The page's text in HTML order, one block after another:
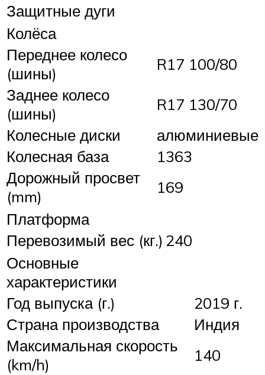
Защитные дуги
Колёса
Переднее колесо
(шины)
R17 100/80
Заднее колесо
(шины)
R17 130/70
Колесные диски
алюминиевые
Колесная база
1363
Дорожный просвет
(mm)
169
Платформа
Перевозимый вес (кг.) 240
Основные
характеристики
Год выпуска (г.)
2019 г.
Страна производства
Индия
Максимальная скорость
(km/h)
140